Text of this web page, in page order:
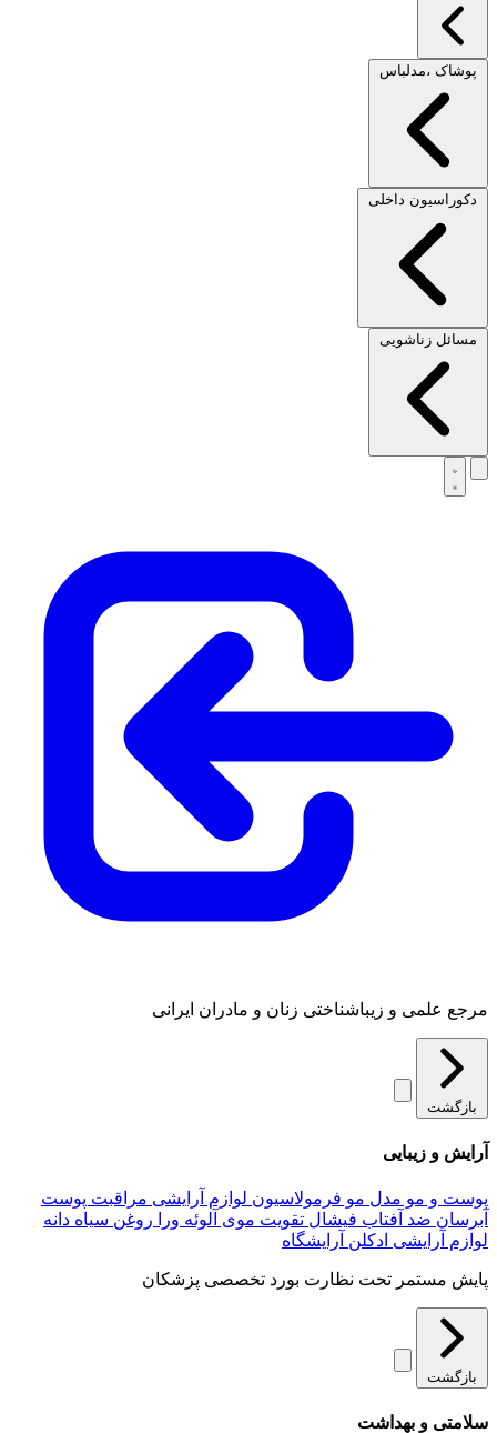
پوشاک ،مدلباس
دکوراسیون داخلی
مسائل زناشویی
مرجع علمی و زیباشناختی زنان و مادران ایرانی
بازگشت
آرایش و زیبایی
پوست و مو مدل مو فرمولاسیون لوازم آرایشی مراقبت پوست
آبرسان ضد آفتاب فیشال تقویت موی آلوئه‌ ورا روغن سیاه دانه
لوازم آرایشی ادکلن آرایشگاه
پایش مستمر تحت نظارت بورد تخصصی پزشکان
بازگشت
سلامتی و بهداشت